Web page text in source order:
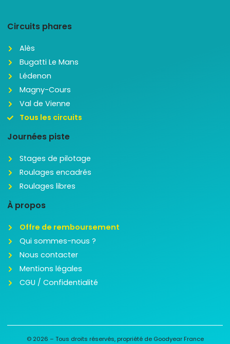
Circuits phares
Alès
Bugatti Le Mans
Lédenon
Magny-Cours
Val de Vienne
Tous les circuits
Journées piste
Stages de pilotage
Roulages encadrés
Roulages libres
À propos
Offre de remboursement
Qui sommes-nous ?
Nous contacter
Mentions légales
CGU / Confidentialité
© 2026 – Tous droits réservés, propriété de Goodyear France